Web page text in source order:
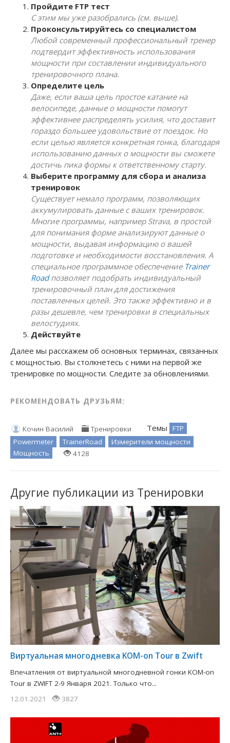
Пройдите FTP тест
С этим мы уже разобрались (см. выше).
Проконсультируйтесь со специалистом
Любой современный профессиональный тренер
подтвердит эффективность использования
мощности при составлении индивидуального
тренировочного плана.
Определите цель
Даже, если ваша цель простое катание на
велосипеде, данные о мощности помогут
эффективнее распределять усилия, что доставит
гораздо большее удовольствие от поездок. Но
если целью является конкретная гонка, благодаря
использованию данных о мощности вы сможете
достичь пика формы к ответственному старту.
Выберите программу для сбора и анализа
тренировок
Существует немало программ, позволяющих
аккумулировать данные с ваших тренировок.
Многие программы, например Strava, в простой
для понимания форме анализируют данные о
мощности, выдавая информацию о вашей
подготовке и необходимости восстановления. А
специальное программное обеспечение Trainer
Roadпозволяет подобрать индивидуальный
тренировочный план для достижения
поставленных целей. Это также эффективно и в
разы дешевле, чем тренировки в специальных
велостудиях.
Действуйте
Далее мы расскажем об основных терминах, связанных
с мощностью. Вы столкнетесь с ними на первой же
тренировке по мощности. Следите за обновлениями.
РЕКОМЕНДОВАТЬ ДРУЗЬЯМ:
Кочин Василий Тренировки Темы
FTP
Powermeter
TrainerRoad
Измерители мощности
Мощность
4128
Другие публикации из Тренировки
Виртуальная многодневка KOM-on Tour в Zwift
Впечатления от виртуальной многодневной гонки KOM-on
Tour в ZWIFT 2-9 Января 2021. Только что...
12.01.2021
3827